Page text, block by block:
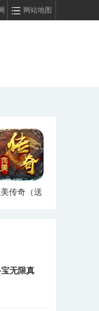
网站地图
传奇（送
无限真